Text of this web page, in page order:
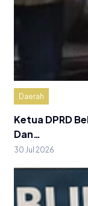
Daerah
Ketua DPRD
Dan…
30 Jul 2026